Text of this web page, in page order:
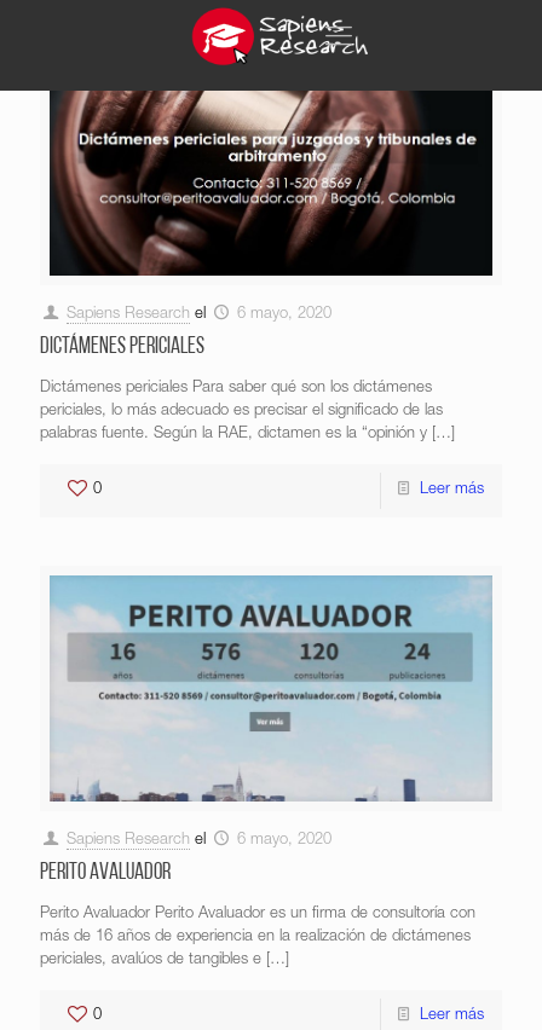
Sapiens Research el 6 mayo, 2020
Dictámenes periciales
Dictámenes periciales Para saber qué son los dictámenes
periciales, lo más adecuado es precisar el significado de las
palabras fuente. Según la RAE, dictamen es la “opinión y […]
0 Leer más
Sapiens Research el 6 mayo, 2020
Perito Avaluador
Perito Avaluador Perito Avaluador es un firma de consultoría con
más de 16 años de experiencia en la realización de dictámenes
periciales, avalúos de tangibles e […]
0 Leer más